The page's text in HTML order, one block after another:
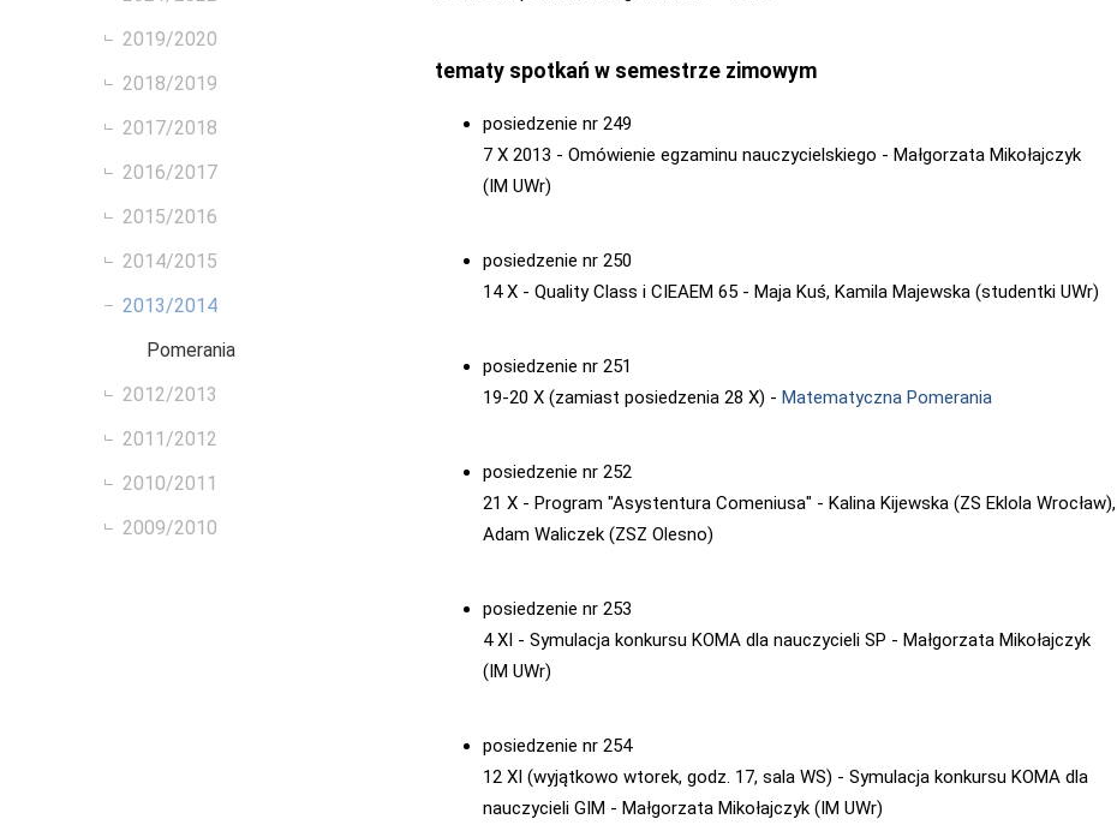
2019/2020
2018/2019
2017/2018
2016/2017
2015/2016
2014/2015
2013/2014
Pomerania
2012/2013
2011/2012
2010/2011
2009/2010
tematy spotkań w semestrze zimowym
posiedzenie nr 249
7 X 2013 - Omówienie egzaminu nauczycielskiego - Małgorzata Mikołajczyk
(IM UWr)
posiedzenie nr 250
14 X - Quality Class i CIEAEM 65 - Maja Kuś, Kamila Majewska (studentki UWr)
posiedzenie nr 251
19-20 X (zamiast posiedzenia 28 X) - Matematyczna Pomerania
posiedzenie nr 252
21 X - Program "Asystentura Comeniusa" - Kalina Kijewska (ZS Eklola Wrocław),
Adam Waliczek (ZSZ Olesno)
posiedzenie nr 253
4 XI - Symulacja konkursu KOMA dla nauczycieli SP - Małgorzata Mikołajczyk
(IM UWr)
posiedzenie nr 254
12 XI (wyjątkowo wtorek, godz. 17, sala WS) - Symulacja konkursu KOMA dla
nauczycieli GIM - Małgorzata Mikołajczyk (IM UWr)